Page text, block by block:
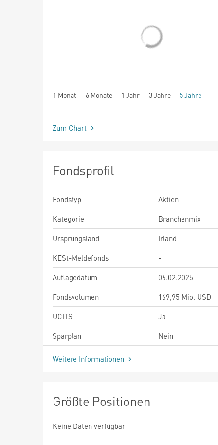
1 Monat 6 Monate 1 Jahr 3 Jahre 5 Jahre
seit Beginn
Zum Chart
Fondsprofil
Fondstyp
Aktien
Kategorie
Branchenmix
Ursprungsland
Irland
KESt-Meldefonds
-
Auflagedatum
06.02.2025
Fondsvolumen
169,95 Mio. USD
UCITS
Ja
Sparplan
Nein
Weitere Informationen
Größte Positionen
Keine Daten verfügbar